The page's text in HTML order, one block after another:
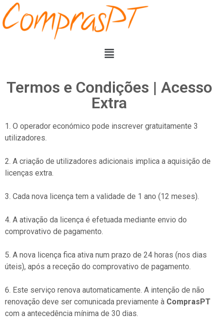
Termos e Condições | Acesso
Extra
1. O operador económico pode inscrever gratuitamente 3
utilizadores.
2. A criação de utilizadores adicionais implica a aquisição de
licenças extra.
3. Cada nova licença tem a validade de 1 ano (12 meses).
4. A ativação da licença é efetuada mediante envio do
comprovativo de pagamento.
5. A nova licença fica ativa num prazo de 24 horas (nos dias
úteis), após a receção do comprovativo de pagamento.
6. Este serviço renova automaticamente. A intenção de não
renovação deve ser comunicada previamente à ComprasPT
com a antecedência mínima de 30 dias.